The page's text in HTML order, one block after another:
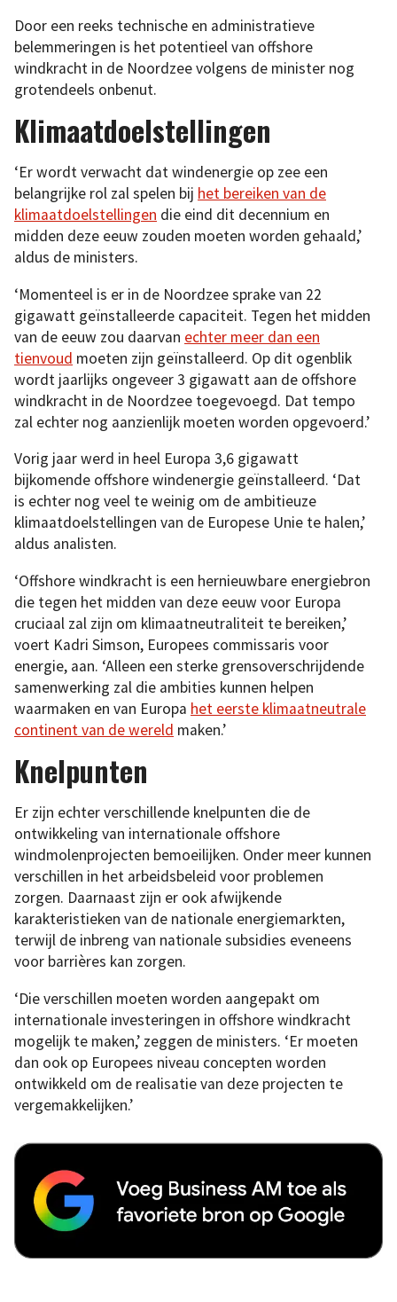
Door een reeks technische en administratieve
belemmeringen is het potentieel van offshore
windkracht in de Noordzee volgens de minister nog
grotendeels onbenut.
Klimaatdoelstellingen
‘Er wordt verwacht dat windenergie op zee een
belangrijke rol zal spelen bij het bereiken van de
klimaatdoelstellingen die eind dit decennium en
midden deze eeuw zouden moeten worden gehaald,’
aldus de ministers.
‘Momenteel is er in de Noordzee sprake van 22
gigawatt geïnstalleerde capaciteit. Tegen het midden
van de eeuw zou daarvan echter meer dan een
tienvoud moeten zijn geïnstalleerd. Op dit ogenblik
wordt jaarlijks ongeveer 3 gigawatt aan de offshore
windkracht in de Noordzee toegevoegd. Dat tempo
zal echter nog aanzienlijk moeten worden opgevoerd.’
Vorig jaar werd in heel Europa 3,6 gigawatt
bijkomende offshore windenergie geïnstalleerd. ‘Dat
is echter nog veel te weinig om de ambitieuze
klimaatdoelstellingen van de Europese Unie te halen,’
aldus analisten.
‘Offshore windkracht is een hernieuwbare energiebron
die tegen het midden van deze eeuw voor Europa
cruciaal zal zijn om klimaatneutraliteit te bereiken,’
voert Kadri Simson, Europees commissaris voor
energie, aan. ‘Alleen een sterke grensoverschrijdende
samenwerking zal die ambities kunnen helpen
waarmaken en van Europa het eerste klimaatneutrale
continent van de wereld maken.’
Knelpunten
Er zijn echter verschillende knelpunten die de
ontwikkeling van internationale offshore
windmolenprojecten bemoeilijken. Onder meer kunnen
verschillen in het arbeidsbeleid voor problemen
zorgen. Daarnaast zijn er ook afwijkende
karakteristieken van de nationale energiemarkten,
terwijl de inbreng van nationale subsidies eveneens
voor barrières kan zorgen.
‘Die verschillen moeten worden aangepakt om
internationale investeringen in offshore windkracht
mogelijk te maken,’ zeggen de ministers. ‘Er moeten
dan ook op Europees niveau concepten worden
ontwikkeld om de realisatie van deze projecten te
vergemakkelijken.’